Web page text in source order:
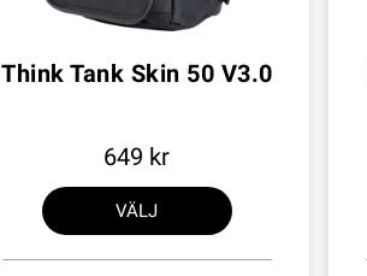
Think Tank Skin 50 V3.0
649
VÄLJ